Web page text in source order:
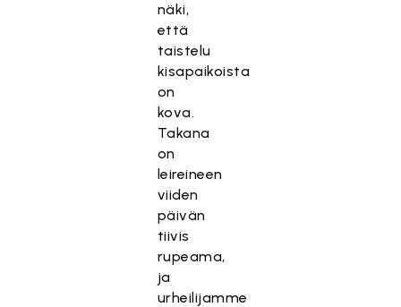
näki,
että
taistelu
kisapaikoista
on
kova.
Takana
on
leireineen
viiden
päivän
tiivis
rupeama,
ja
urheilijamme